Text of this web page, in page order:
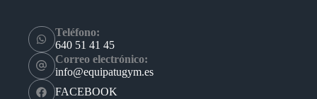
Teléfono:
640 51 41 45
Correo electrónico:
info@equipatugym.es
FACEBOOK